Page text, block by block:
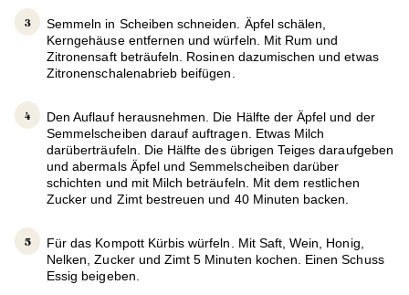
Semmeln in Scheiben schneiden. Äpfel schälen,
Kerngehäuse entfernen und würfeln. Mit Rum und
Zitronensaft beträufeln. Rosinen dazumischen und etwas
Zitronenschalenabrieb beifügen.
Den Auflauf herausnehmen. Die Hälfte der Äpfel und der
Semmelscheiben darauf auftragen. Etwas Milch
darüberträufeln. Die Hälfte des übrigen Teiges daraufgeben
und abermals Äpfel und Semmelscheiben darüber
schichten und mit Milch beträufeln. Mit dem restlichen
Zucker und Zimt bestreuen und 40 Minuten backen.
Für das Kompott Kürbis würfeln. Mit Saft, Wein, Honig,
Nelken, Zucker und Zimt 5 Minuten kochen. Einen Schuss
Essig beigeben.